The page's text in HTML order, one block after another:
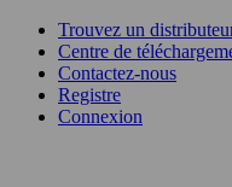
Trouvez un
Centre de
Contactez-nous
Registre
Connexion